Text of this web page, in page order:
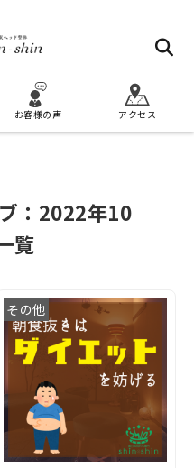
お客様の声 アクセス
：2022年10
覧
その他